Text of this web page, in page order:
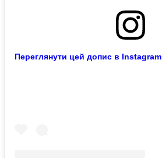
Переглянути цей допис в Instagram